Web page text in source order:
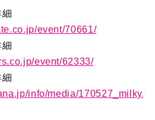
event/70661/
event/62333/
info/media/170527_milky/